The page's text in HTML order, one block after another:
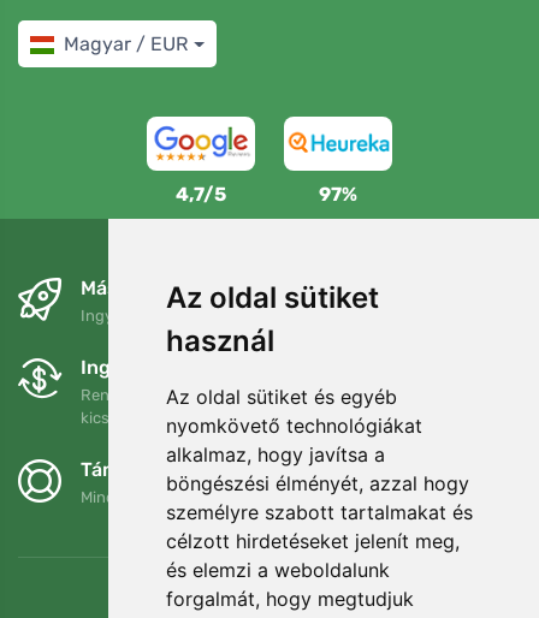
Az oldal sütiket
használ
Az oldal sütiket és egyéb
nyomkövető technológiákat
alkalmaz, hogy javítsa a
böngészési élményét, azzal hogy
személyre szabott tartalmakat és
célzott hirdetéseket jelenít meg,
és elemzi a weboldalunk
forgalmát, hogy megtudjuk
Magyar / EUR
4,7/5 97%
Másnapra és ingyenesen
Ingyenes szállítás a következő összeg felett: 80 EUR
Ingyenes csere és visszaküldés
Rendelését 90 napon belül bármikor visszaküldheti vagy
kicserélheti.
Támogatjuk a Trees.org-ot
Minden megrendelésért ültetünk egy fát! BővebbenRólunk